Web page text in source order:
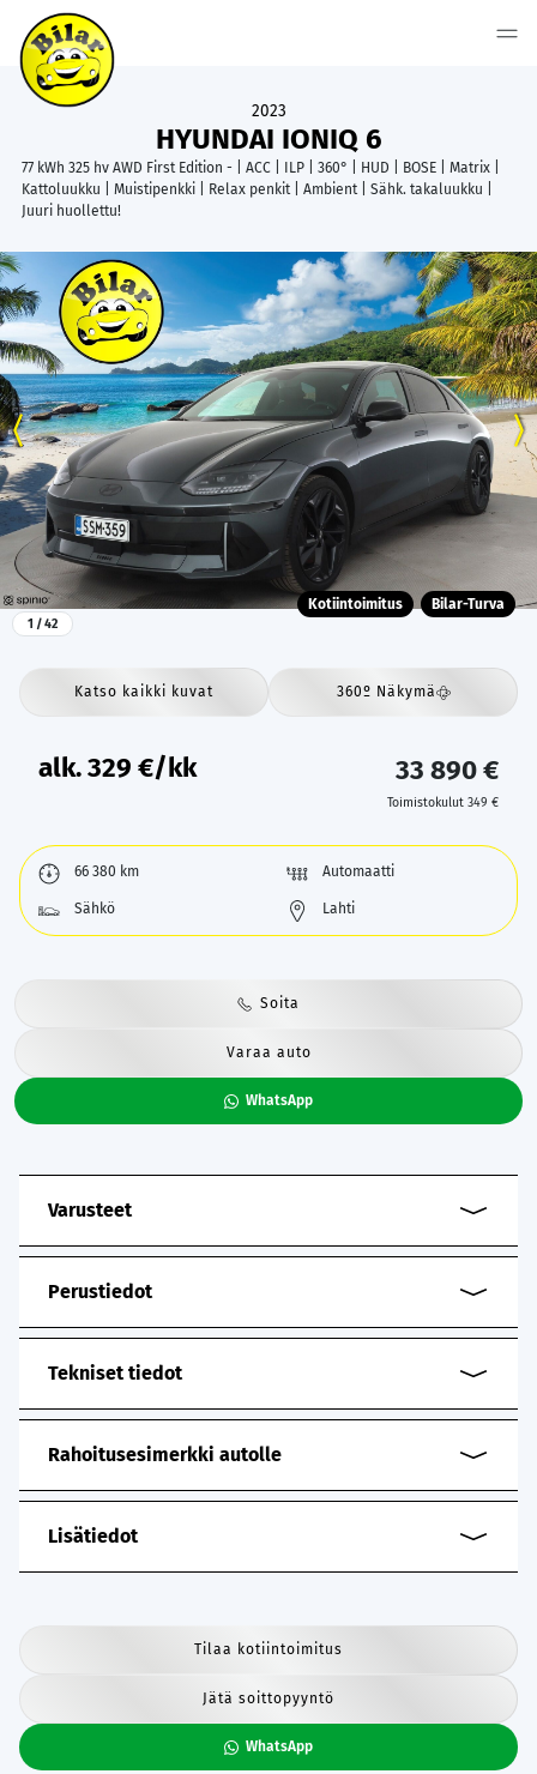
HYUNDAI IONIQ 6
2023
77 kWh 325 hv AWD First Edition - | ACC | ILP | 360° | HUD | BOSE | Matrix |
Kattoluukku | Muistipenkki | Relax penkit | Ambient | Sähk. takaluukku |
Juuri huollettu!
1 / 42
Kotiintoimitus Bilar-Turva
Katso kaikki kuvat 360º Näkymä
alk.329 €/kk 33 890 €
Toimistokulut 349 €
66 380 km Automaatti
Sähkö Lahti
Soita
Varaa auto
WhatsApp
Varusteet
Perustiedot
Tekniset tiedot
Rahoitusesimerkki autolle
Lisätiedot
Tilaa kotiintoimitus
Jätä soittopyyntö
WhatsApp